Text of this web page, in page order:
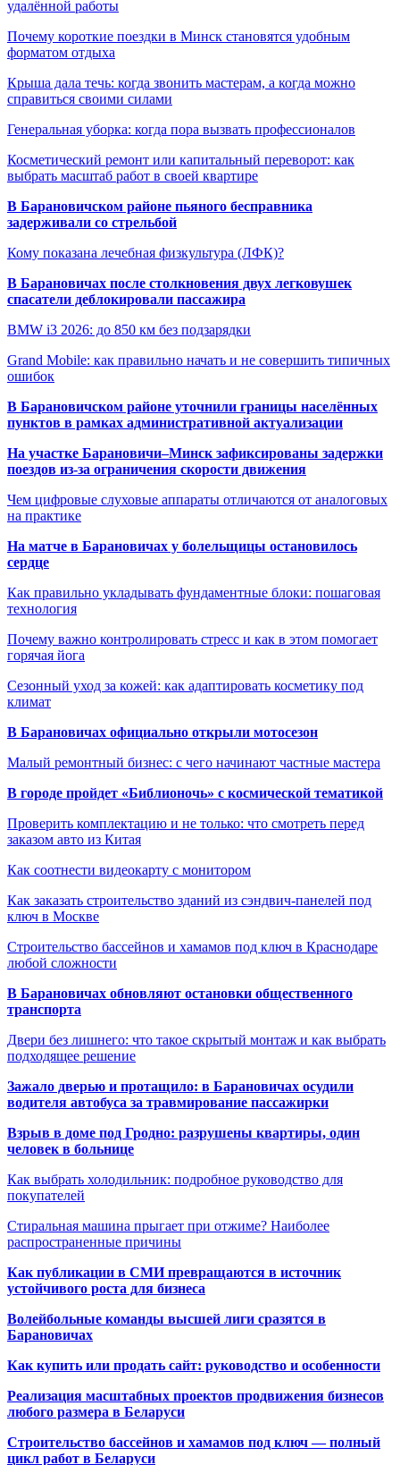
удалённой работы
Почему короткие поездки в Минск становятся удобным
форматом отдыха
Крыша дала течь: когда звонить мастерам, а когда можно
справиться своими силами
Генеральная уборка: когда пора вызвать профессионалов
Косметический ремонт или капитальный переворот: как
выбрать масштаб работ в своей квартире
В Барановичском районе пьяного бесправника
задерживали со стрельбой
Кому показана лечебная физкультура (ЛФК)?
В Барановичах после столкновения двух легковушек
спасатели деблокировали пассажира
BMW i3 2026: до 850 км без подзарядки
Grand Mobile: как правильно начать и не совершить типичных
ошибок
В Барановичском районе уточнили границы населённых
пунктов в рамках административной актуализации
На участке Барановичи–Минск зафиксированы задержки
поездов из-за ограничения скорости движения
Чем цифровые слуховые аппараты отличаются от аналоговых
на практике
На матче в Барановичах у болельщицы остановилось
сердце
Как правильно укладывать фундаментные блоки: пошаговая
технология
Почему важно контролировать стресс и как в этом помогает
горячая йога
Сезонный уход за кожей: как адаптировать косметику под
климат
В Барановичах официально открыли мотосезон
Малый ремонтный бизнес: с чего начинают частные мастера
В городе пройдет «Библионочь» с космической тематикой
Проверить комплектацию и не только: что смотреть перед
заказом авто из Китая
Как соотнести видеокарту с монитором
Как заказать строительство зданий из сэндвич-панелей под
ключ в Москве
Строительство бассейнов и хамамов под ключ в Краснодаре
любой сложности
В Барановичах обновляют остановки общественного
транспорта
Двери без лишнего: что такое скрытый монтаж и как выбрать
подходящее решение
Зажало дверью и протащило: в Барановичах осудили
водителя автобуса за травмирование пассажирки
Взрыв в доме под Гродно: разрушены квартиры, один
человек в больнице
Как выбрать холодильник: подробное руководство для
покупателей
Стиральная машина прыгает при отжиме? Наиболее
распространенные причины
Как публикации в СМИ превращаются в источник
устойчивого роста для бизнеса
Волейбольные команды высшей лиги сразятся в
Барановичах
Как купить или продать сайт: руководство и особенности
Реализация масштабных проектов продвижения бизнесов
любого размера в Беларуси
Строительство бассейнов и хамамов под ключ — полный
цикл работ в Беларуси